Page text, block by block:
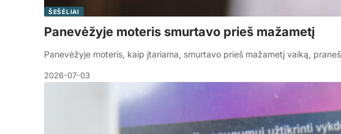
ŠEŠĖLIAI
Panevėžyje moteris smurtavo prieš mažametį
Panevėžyje moteris, kaip įtariama, smurtavo prieš mažametį vaiką,
2026-07-03